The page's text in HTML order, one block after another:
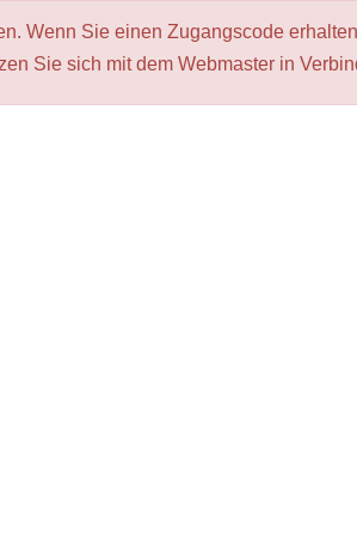
Wenn Sie einen Zugangscode
Sie sich mit dem Webmaster in